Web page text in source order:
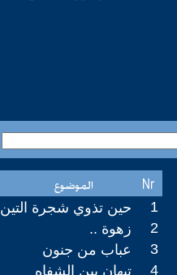
حين تذوي شجرة التين
1
زهوة ..
2
عباب من جنون
3
تيهان بين الشفاه
4